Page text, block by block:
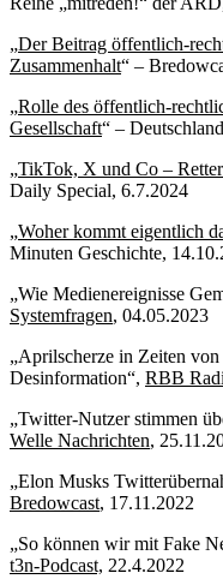
„Der Beitrag öffentlich-
Zusammenhalt“ –
„Rolle des öffentlich-
Gesellschaft“ –
„TikTok, X und Co –
Daily Special, 6.7.2024
„Woher kommt eigentlich
Minuten Geschichte,
„Wie Medienereignisse
Systemfragen, 04.05.2023
„Aprilscherze in Zeiten
Desinformation“, RBB
„Twitter-Nutzer stimmen
Welle Nachrichten,
„Elon Musks
Bredowcast, 17.11.2022
„So können wir mit Fake
t3n-Podcast, 22.4.2022